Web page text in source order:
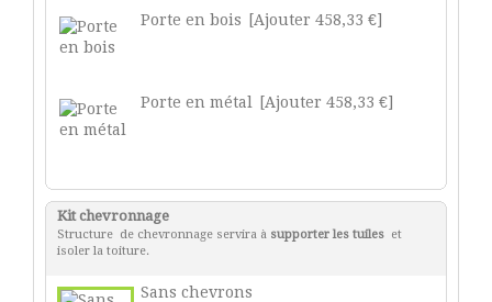
Porte en bois [Ajouter 458,33 €]
Porte en métal [Ajouter 458,33 €]
Kit chevronnage
Structure de chevronnage servira à supporter les tuiles et
isoler la toiture.
Sans chevrons